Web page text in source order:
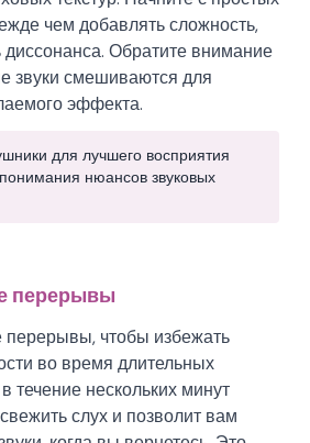
чем добавлять сложность,
диссонанса. Обратите внимание
звуки смешиваются для
эффекта.
для лучшего восприятия
нюансов звуковых
перерывы
перерывы, чтобы избежать
во время длительных
течение нескольких минут
слух и позволит вам